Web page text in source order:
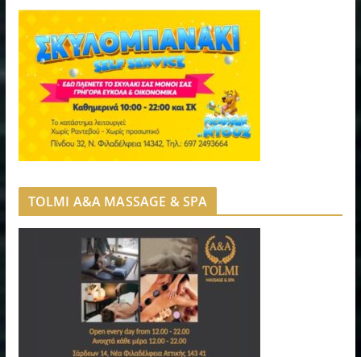
TOLMI A&A MASSAGE & SPA